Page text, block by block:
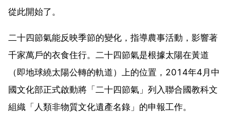
從此開始了。
二十四節氣能反映季節的變化，指導農事活動，影響著
千家萬戶的衣食住行。二十四節氣是根據太陽在黃道
（即地球繞太陽公轉的軌道）上的位置，2014年4月中
國文化部正式啟動將「二十四節氣」列入聯合國教科文
組織「人類非物質文化遺產名錄」的申報工作。